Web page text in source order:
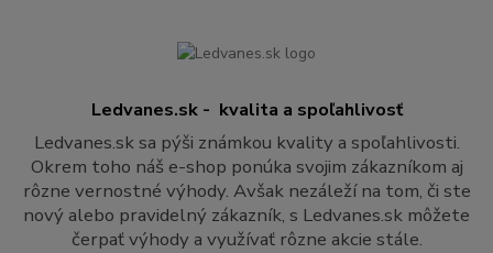
Ledvanes.sk - kvalita a spoľahlivosť
Ledvanes.sk sa pýši známkou kvality a spoľahlivosti.
Okrem toho náš e-shop ponúka svojim zákazníkom aj
rôzne vernostné výhody. Avšak nezáleží na tom, či ste
nový alebo pravidelný zákazník, s Ledvanes.sk môžete
čerpať výhody a využívať rôzne akcie stále.